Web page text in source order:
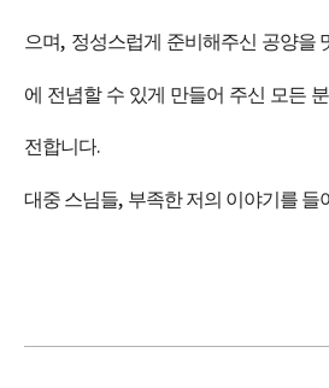
으며, 정성스럽게 준비해주신 공양을
에 전념할 수 있게 만들어 주신 모든
전합니다.
대중 스님들, 부족한 저의 이야기를 들